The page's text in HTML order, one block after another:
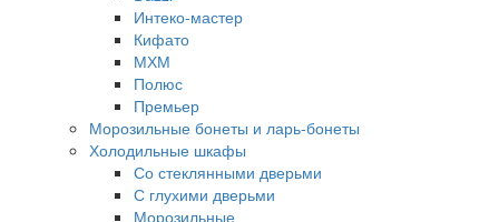
Интеко-мастер
Кифато
МХМ
Полюс
Премьер
Морозильные бонеты и ларь-бонеты
Холодильные шкафы
Со стеклянными дверьми
С глухими дверьми
Морозильные